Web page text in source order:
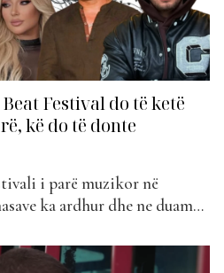
Festival do të ketë
kë do të donte
i parë muzikor në
ka ardhur dhe ne duam
Eagle Beat është vendi ku